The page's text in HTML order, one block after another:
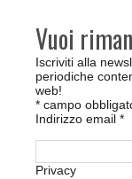
Vuoi
Iscriviti alla
periodiche
web!
* campo
Indirizzo email *
Privacy